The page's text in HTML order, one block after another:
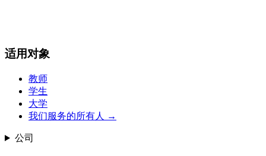
适用对象
教师
学生
大学
我们服务的所有人
→
公司